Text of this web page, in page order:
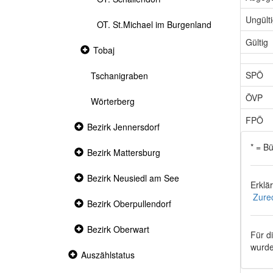
OT. St.Michael im Burgenland
Collapsed
section
Tobaj
Tschanigraben
Wörterberg
Collapsed
Bezirk Jennersdorf
Collapsed
Bezirk Mattersburg
Collapsed
Bezirk Neusiedl am See
Collapsed
Bezirk Oberpullendorf
Collapsed
Bezirk Oberwart
Collapsed
Auszählstatus
Gültig
SPÖ
ÖVP
FPÖ
* =
Für